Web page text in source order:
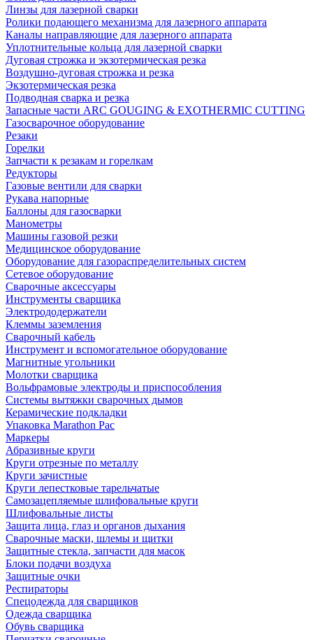
Линзы для лазерной сварки
Ролики подающего механизма для лазерного аппарата
Каналы направляющие для лазерного аппарата
Уплотнительные кольца для лазерной сварки
Дуговая строжка и экзотермическая резка
Воздушно-дуговая строжка и резка
Экзотермическая резка
Подводная сварка и резка
Запасные части ARC GOUGING & EXOTHERMIC CUTTING
Газосварочное оборудование
Резаки
Горелки
Запчасти к резакам и горелкам
Редукторы
Газовые вентили для сварки
Рукава напорные
Баллоны для газосварки
Манометры
Машины газовой резки
Медицинское оборудование
Оборудование для газораспределительных систем
Сетевое оборудование
Сварочные аксессуары
Инструменты сварщика
Электрододержатели
Клеммы заземления
Сварочный кабель
Инструмент и вспомогательное оборудование
Магнитные угольники
Молотки сварщика
Вольфрамовые электроды и приспособления
Системы вытяжки сварочных дымов
Керамические подкладки
Упаковка Marathon Pac
Маркеры
Абразивные круги
Круги отрезные по металлу
Круги зачистные
Круги лепестковые тарельчатые
Самозацепляемые шлифовальные круги
Шлифовальные листы
Защита лица, глаз и органов дыхания
Сварочные маски, шлемы и щитки
Защитные стекла, запчасти для масок
Блоки подачи воздуха
Защитные очки
Респираторы
Спецодежда для сварщиков
Одежда сварщика
Обувь сварщика